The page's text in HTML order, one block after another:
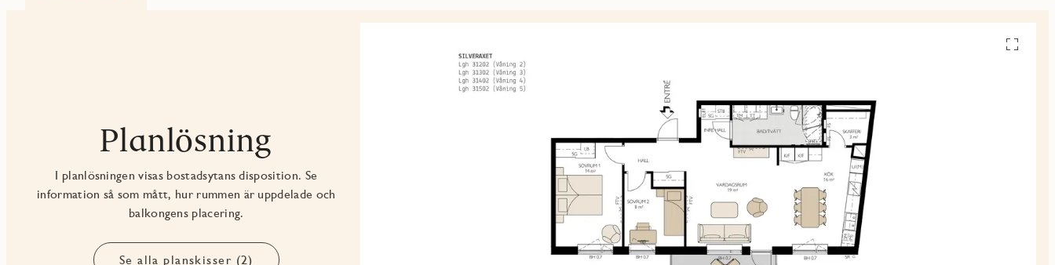
Planlösning
I planlösningen visas bostadsytans disposition. Se
information så som mått, hur rummen är uppdelade och
balkongens placering.
Se alla planskisser (2)
Se